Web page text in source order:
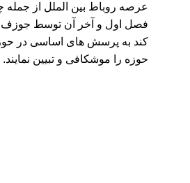
عرصه روباط بین الملل از جمله
فصل اول و آخر آن توسط جوزف
کند به پرسش های اساسی در
حوزه را موشکافی و تبیین نمایند.